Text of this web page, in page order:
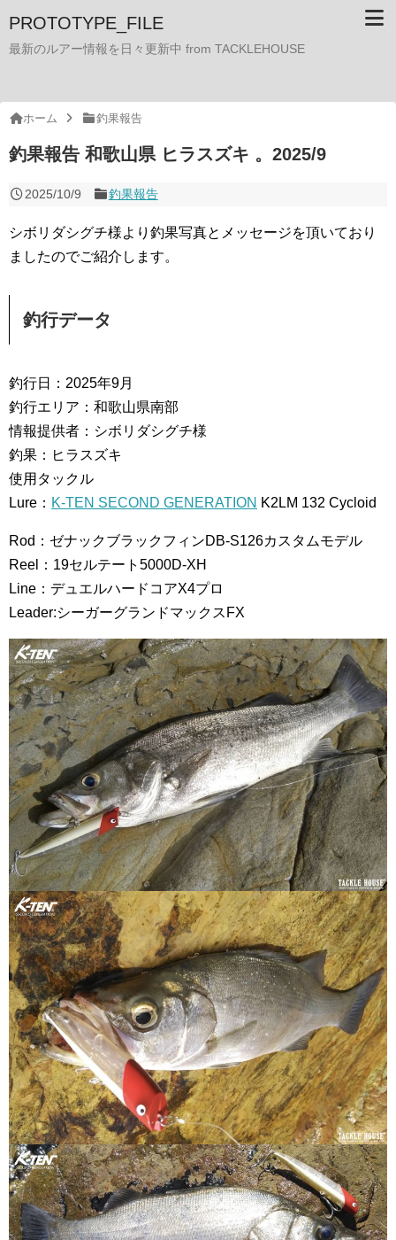
PROTOTYPE_FILE
最新のルアー情報を日々更新中 from TACKLEHOUSE
ホーム 釣果報告
釣果報告 和歌山県 ヒラスズキ 。2025/9
2025/10/9 釣果報告
シボリダシグチ様より釣果写真とメッセージを頂いており
ましたのでご紹介します。
釣行データ
釣行日：2025年9月
釣行エリア：和歌山県南部
情報提供者：シボリダシグチ様
釣果：ヒラスズキ
使用タックル
Lure： K-TEN SECOND GENERATION K2LM 132 Cycloid
Rod：ゼナックブラックフィンDB-S126カスタムモデル
Reel：19セルテート5000D-XH
Line：デュエルハードコアX4プロ
Leader:シーガーグランドマックスFX